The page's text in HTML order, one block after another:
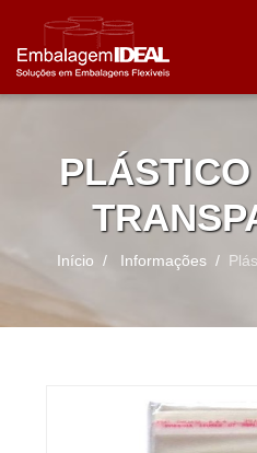
Início Informações